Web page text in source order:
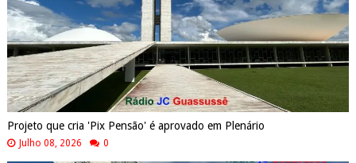
Projeto que cria 'Pix Pensão' é aprovado em Plenário
Julho 08, 2026 0